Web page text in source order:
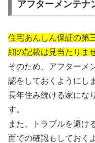
アフターメンテナ
住宅あんしん保証の第
細の記載は見当たりま
そのため、アフターメ
認をしておくようにし
長年住み続ける家にな
す。
また、トラブルを避け
面での確認もしておく